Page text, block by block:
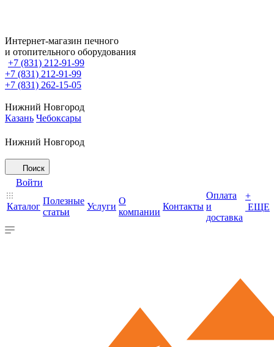
Интернет-магазин печного
и отопительного оборудования
+7 (831) 212-91-99
+7 (831) 212-91-99
+7 (831) 262-15-05
Нижний Новгород
Казань Чебоксары
Нижний Новгород
Поиск
Войти
Каталог
Полезные
статьи
Услуги
О
компании
Контакты
Оплата
и
доставка
+
ЕЩЕ